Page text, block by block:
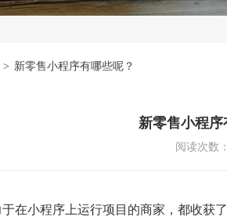
新零售小程序有哪些呢？
新零售小程
阅读次数
在小程序上运行项目的商家，都收获